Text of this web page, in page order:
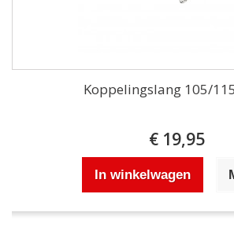
Koppelingslang 105/
€ 19,95
In winkelwagen